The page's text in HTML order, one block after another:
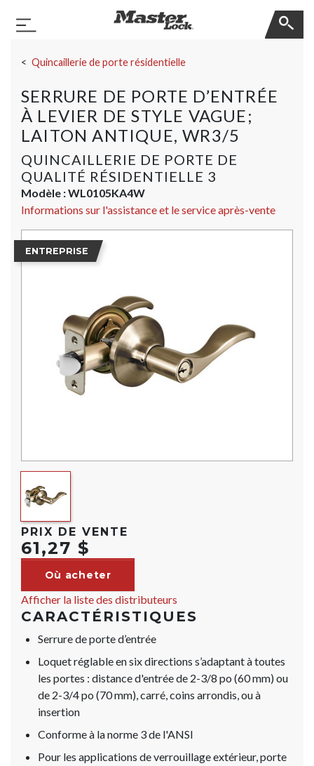
Basculer la navigation
Quincaillerie de porte résidentielle
SERRURE DE PORTE D’ENTRÉE
À LEVIER DE STYLE VAGUE;
LAITON ANTIQUE, WR3/5
QUINCAILLERIE DE PORTE DE
QUALITÉ RÉSIDENTIELLE 3
Modèle :WL0105KA4W
Informations sur l'assistance et le service après-vente
ENTREPRISE
PRIX DE VENTE
61,27 $
Où acheter
Afficher la liste des distributeurs
CARACTÉRISTIQUES
Serrure de porte d’entrée
Loquet réglable en six directions s’adaptant à toutes
les portes : distance d'entrée de 2-3/8 po (60 mm) ou
de 2-3/4 po (70 mm), carré, coins arrondis, ou à
insertion
Conforme à la norme 3 de l'ANSI
Pour les applications de verrouillage extérieur, porte